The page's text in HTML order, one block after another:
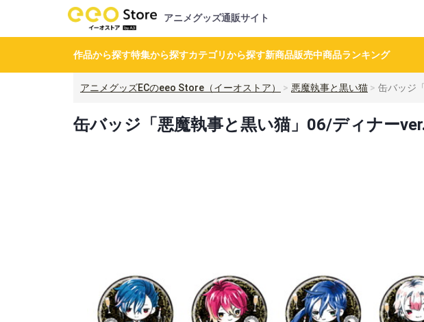
アニメグッズ通販サイト
作品から探す特集から探すカテゴリから探す新商品販売中商品ランキング
アニメグッズECのeeo Store（イーオストア） 悪魔執事と黒い猫 缶バッジ
缶バッジ「悪魔執事と黒い猫」06/ディナー